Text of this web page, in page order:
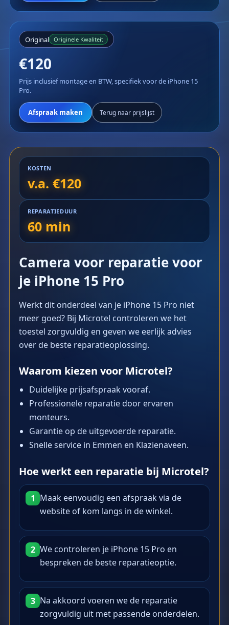
Original Originele Kwaliteit
€120
Prijs inclusief montage en BTW, specifiek voor de iPhone 15
Pro.
Afspraak maken Terug naar prijslijst
KOSTEN
v.a. €120
REPARATIEDUUR
60 min
Camera voor reparatie voor
je iPhone 15 Pro
Werkt dit onderdeel van je iPhone 15 Pro niet
meer goed? Bij Microtel controleren we het
toestel zorgvuldig en geven we eerlijk advies
over de beste reparatieoplossing.
Waarom kiezen voor Microtel?
Duidelijke prijsafspraak vooraf.
Professionele reparatie door ervaren
monteurs.
Garantie op de uitgevoerde reparatie.
Snelle service in Emmen en Klazienaveen.
Hoe werkt een reparatie bij Microtel?
1 Maak eenvoudig een afspraak via de
website of kom langs in de winkel.
2 We controleren je iPhone 15 Pro en
bespreken de beste reparatieoptie.
3 Na akkoord voeren we de reparatie
zorgvuldig uit met passende onderdelen.